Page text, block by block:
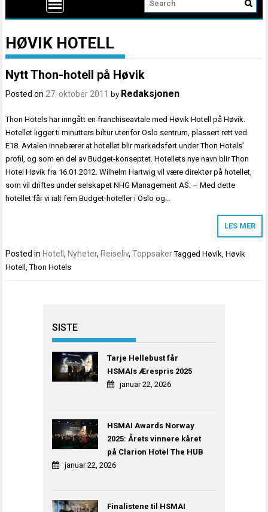
HØVIK HOTELL
Nytt Thon-hotell på Høvik
Posted on27. oktober 2011 by Redaksjonen
Thon Hotels har inngått en franchiseavtale med Høvik Hotell på Høvik.
Hotellet ligger ti minutters biltur utenfor Oslo sentrum, plassert rett ved
E18. Avtalen innebærer at hotellet blir markedsført under Thon Hotels’
profil, og som en del av Budget-konseptet. Hotellets nye navn blir Thon
Hotel Høvik fra 16.01.2012. Wilhelm Hartwig vil være direktør på hotellet,
som vil driftes under selskapet NHG Management AS. – Med dette
hotellet får vi ialt fem Budget-hoteller i Oslo og…
LES MER
Posted in Hotell, Nyheter, Reiseliv,Toppsaker TaggedHøvik,Høvik
Hotell,Thon Hotels
SISTE
Tarje Hellebust får
HSMAIs Ærespris 2025
januar 22, 2026
HSMAI Awards Norway
2025: Årets vinnere kåret
på Clarion Hotel The HUB
januar 22, 2026
Finalistene til HSMAI